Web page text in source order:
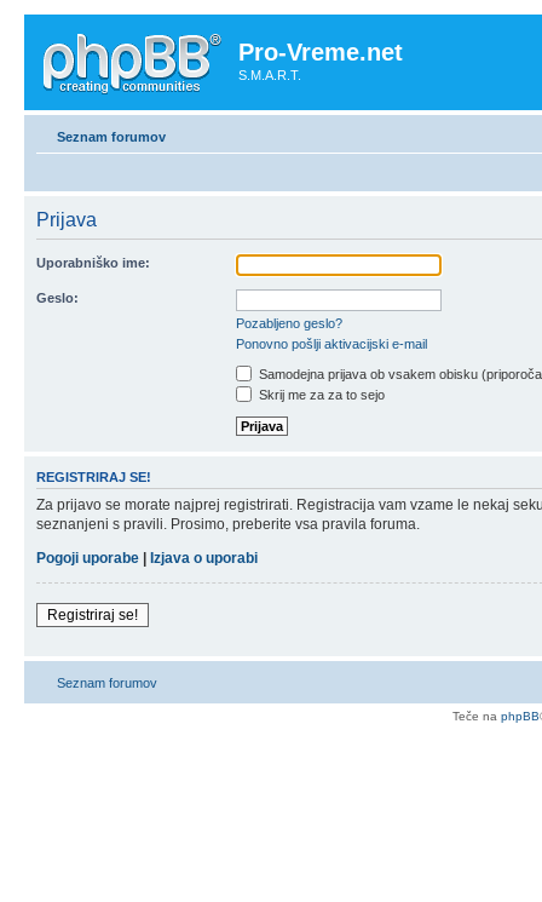
Pro-Vreme.net
S.M.A.R.T.
Seznam forumov
Prijava
Uporabniško ime:
Geslo:
Pozabljeno geslo?
Ponovno pošlji aktivacijski e-mail
Samodejna prijava ob vsakem obisku
Skrij me za za to sejo
REGISTRIRAJ SE!
Za prijavo se morate najprej registrirati. Registracija vam vzame le nekaj
seznanjeni s pravili. Prosimo, preberite vsa pravila foruma.
Pogoji uporabe
Izjava o uporabi
Registriraj se!
Seznam forumov
Teče na phpBB